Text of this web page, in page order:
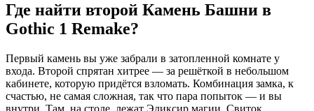
Где найти второй Камень Башни в
Gothic 1 Remake?
Первый камень вы уже забрали в затопленной комнате у
входа. Второй спрятан хитрее — за решёткой в небольшом
кабинете, которую придётся взломать. Комбинация замка, к
счастью, не самая сложная, так что пара попыток — и вы
внутри. Там, на столе, лежат Эликсир магии, Свиток